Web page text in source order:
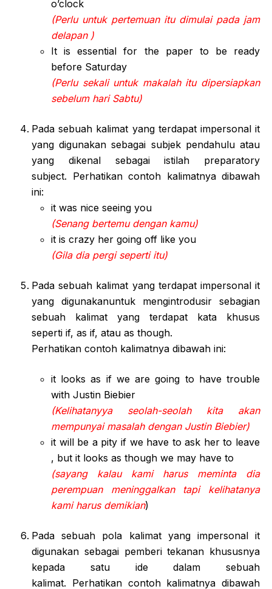
o’clock
(Perlu untuk pertemuan itu dimulai pada jam
delapan )
It is essential for the paper to be ready
before Saturday
(Perlu sekali untuk makalah itu dipersiapkan
sebelum hari Sabtu)
Pada sebuah kalimat yang terdapat impersonal it
yang digunakan sebagai subjek pendahulu atau
yang dikenal sebagai istilah preparatory
subject. Perhatikan contoh kalimatnya dibawah
ini:
it was nice seeing you
(Senang bertemu dengan kamu)
it is crazy her going off like you
(Gila dia pergi seperti itu)
Pada sebuah kalimat yang terdapat impersonal it
yang digunakanuntuk mengintrodusir sebagian
sebuah kalimat yang terdapat kata khusus
seperti if, as if, atau as though.
Perhatikan contoh kalimatnya dibawah ini:
it looks as if we are going to have trouble
with Justin Biebier
(Kelihatanyya seolah-seolah kita akan
mempunyai masalah dengan Justin Biebier)
it will be a pity if we have to ask her to leave
, but it looks as though we may have to
(sayang kalau kami harus meminta dia
perempuan meninggalkan tapi kelihatanya
kami harus demikian)
Pada sebuah pola kalimat yang impersonal it
digunakan sebagai pemberi tekanan khususnya
kepada satu ide dalam sebuah
kalimat. Perhatikan contoh kalimatnya dibawah